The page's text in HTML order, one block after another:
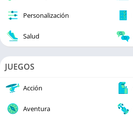
Personalización
Salud
JUEGOS
Acción
Aventura